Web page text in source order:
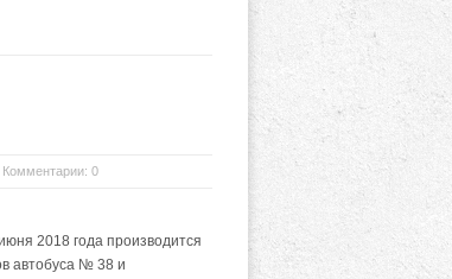
Комментарии: 0
2018 года производится
автобуса № 38 и